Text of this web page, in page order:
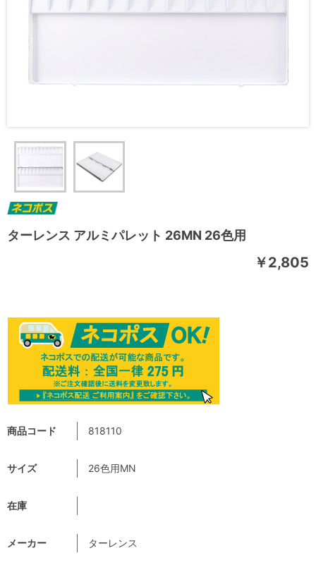
ターレンス アルミパレット 26MN 26色用
￥2,805
商品コード 818110
サイズ 26色用MN
在庫
メーカー ターレンス